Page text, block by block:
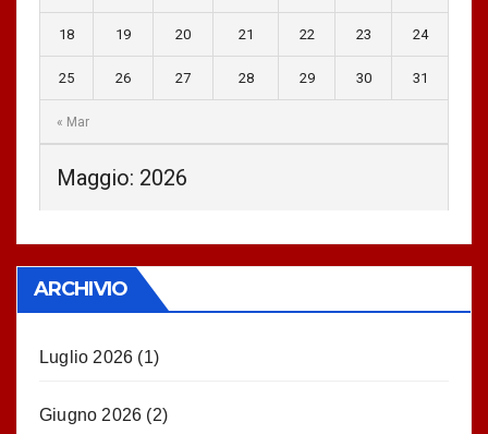
Maggio: 2026
« Mar
18 19 20 21 22 23 24
25 26 27 28 29 30 31
ARCHIVIO
Luglio 2026 (1)
Giugno 2026 (2)